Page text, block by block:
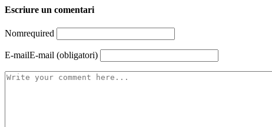
Escriure un comentari
Nomrequired
E-mailE-mail (obligatori)